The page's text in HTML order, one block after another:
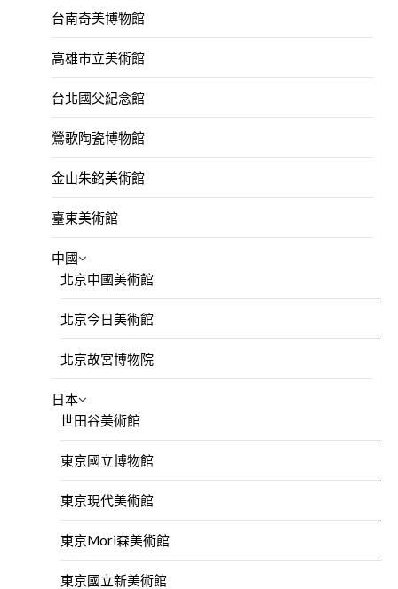
台南奇美博物館
高雄市立美術館
台北國父紀念館
鶯歌陶瓷博物館
金山朱銘美術館
臺東美術館
中國
北京中國美術館
北京今日美術館
北京故宮博物院
日本
世田谷美術館
東京國立博物館
東京現代美術館
東京Mori森美術館
東京國立新美術館